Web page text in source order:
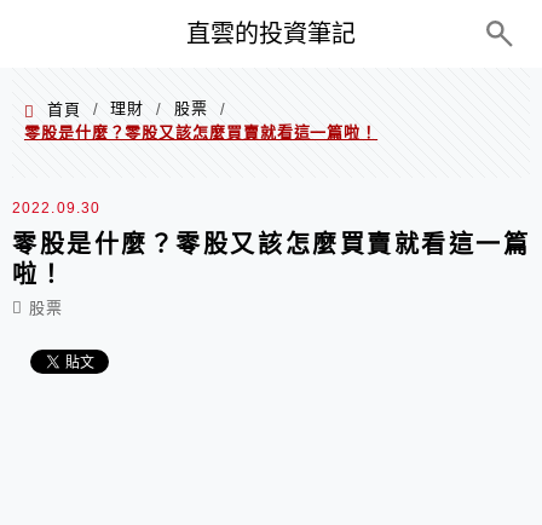
直雲的投資筆記
首頁 / 理財 / 股票
/
零股是什麼？零股又該怎麼買賣就看這一篇啦！
2022.09.30
零股是什麼？零股又該怎麼買賣就看這一篇
啦！
股票